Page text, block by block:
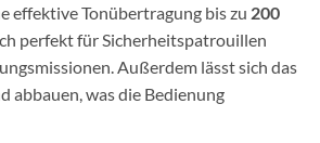
effektive Tonübertragung bis zu 200
perfekt für Sicherheitspatrouillen
Außerdem lässt sich das
abbauen, was die Bedienung